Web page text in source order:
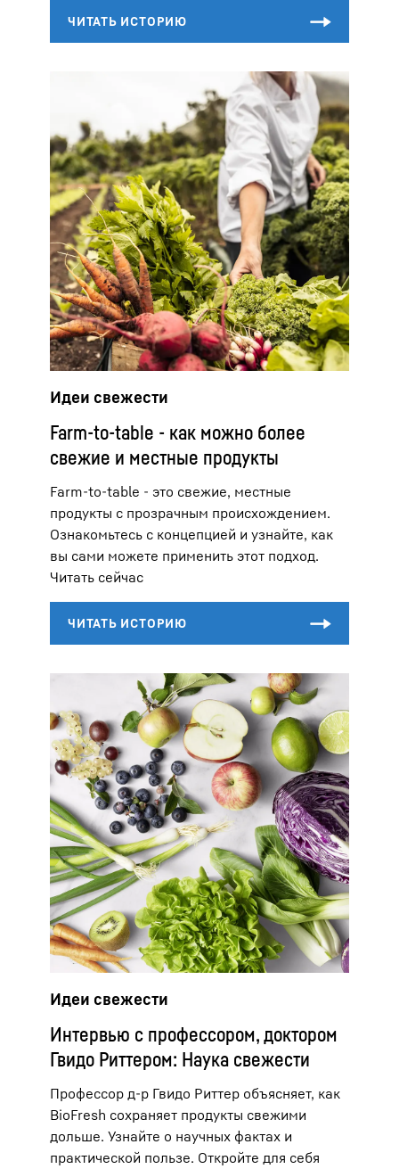
Идеи свежести
Farm-to-table - как можно более
свежие и местные продукты
Farm-to-table - это свежие, местные
продукты с прозрачным происхождением.
Ознакомьтесь с концепцией и узнайте, как
вы сами можете применить этот подход.
Читать сейчас
Идеи свежести
Интервью с профессором, доктором
Гвидо Риттером: Наука свежести
Профессор д-р Гвидо Риттер объясняет, как
BioFresh сохраняет продукты свежими
дольше. Узнайте о научных фактах и
практической пользе. Откройте для себя